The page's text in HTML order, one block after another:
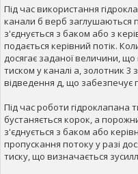
Під час використання
канали б верб заглушаються
з'єднується з баком або з
подається керівний потік.
досягає заданої величини,
тиском у каналі а, золотник
відведення д, що забезпечує
Під час роботи гідроклапана
бустаняється корок, а
з'єднується з баком або
пропускання потоку у разі
тиску, що визначається